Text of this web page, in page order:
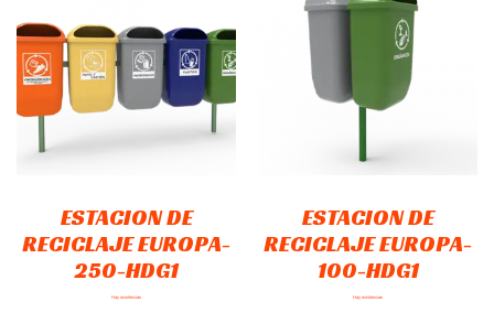
ESTACION DE
RECICLAJE EUROPA-
250-HDG1
Hay existencias
ESTACION DE
RECICLAJE EUROPA-
100-HDG1
Hay existencias